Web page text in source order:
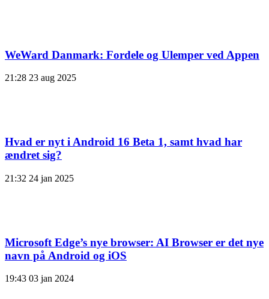
WeWard Danmark: Fordele og Ulemper ved Appen
21:28 23 aug 2025
Hvad er nyt i Android 16 Beta 1, samt hvad har
ændret sig?
21:32 24 jan 2025
Microsoft Edge’s nye browser: AI Browser er det nye
navn på Android og iOS
19:43 03 jan 2024